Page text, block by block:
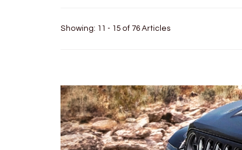
Showing: 11 - 15 of 76 Articles